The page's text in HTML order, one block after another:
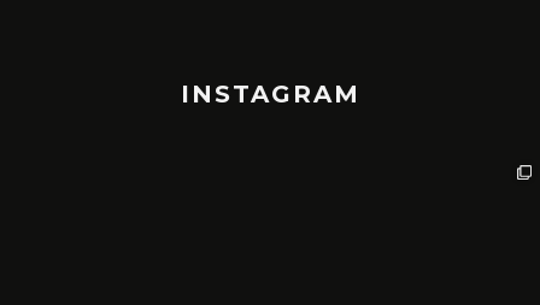
INSTAGRAM